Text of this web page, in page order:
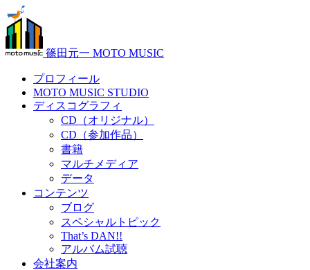
篠田元一 MOTO MUSIC
プロフィール
MOTO MUSIC STUDIO
ディスコグラフィ
CD（オリジナル）
CD（参加作品）
書籍
マルチメディア
データ
コンテンツ
ブログ
スペシャルトピック
That’s DAN!!
アルバム試聴
会社案内